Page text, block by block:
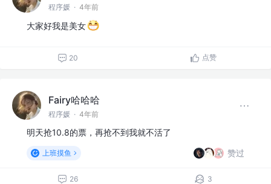
程序媛 · 4年前
大家好我是美女
20 点赞
Fairy哈哈哈
程序媛 · 4年前
明天抢10.8的票，再抢不到我就不活了
上班摸鱼 赞过
26 3